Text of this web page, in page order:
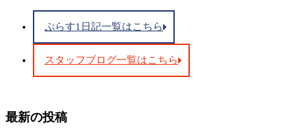
ぷらす1日記一覧はこちら
スタッフブログ一覧はこちら
最新の投稿